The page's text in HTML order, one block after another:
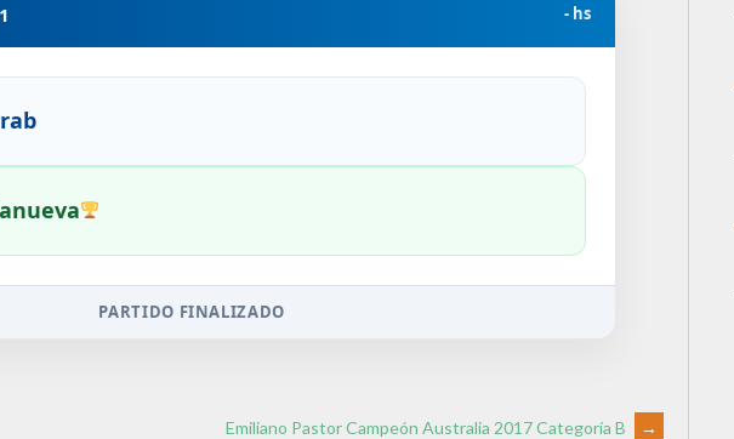
- hs
PARTIDO FINALIZADO
Emiliano Pastor Campeón Australia 2017 Categoría B →